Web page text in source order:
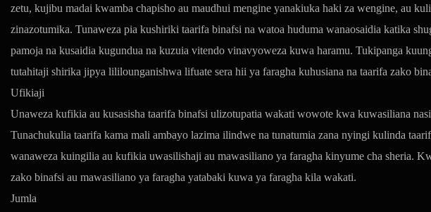
zetu, kujibu madai kwamba chapisho au maudhui mengine yanakiuka haki za wengine, au
zinazotumika. Tunaweza pia kushiriki taarifa binafsi na watoa huduma wanaosaidia katika
pamoja na kusaidia kugundua na kuzuia vitendo vinavyoweza kuwa haramu. Tukipanga
tutahitaji shirika jipya lililounganishwa lifuate sera hii ya faragha kuhusiana na taarifa zako
Ufikiaji
Unaweza kufikia au kusasisha taarifa binafsi ulizotupatia wakati wowote kwa kuwasiliana
Tunachukulia taarifa kama mali ambayo lazima ilindwe na tunatumia zana nyingi kulinda
wanaweza kuingilia au kufikia uwasilishaji au mawasiliano ya faragha kinyume cha sheria.
zako binafsi au mawasiliano ya faragha yatabaki kuwa ya faragha kila wakati.
Jumla